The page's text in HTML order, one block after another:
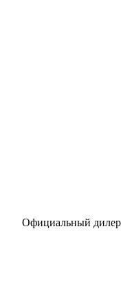
Официальный дилер